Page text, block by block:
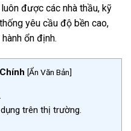
được các nhà thầu, kỹ
yêu cầu độ bền cao,
ổn định.
[Ẩn Văn Bản]
trên thị trường.